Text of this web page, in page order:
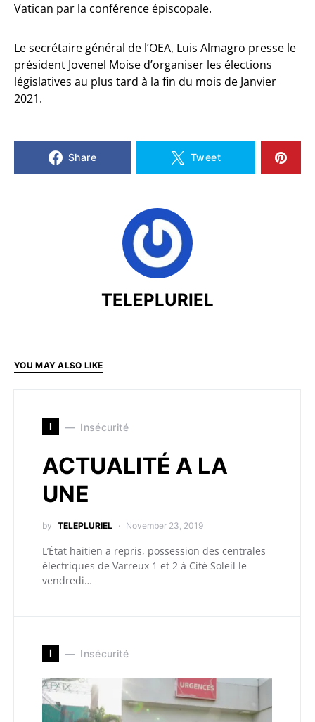
Vatican par la conférence épiscopale.
Le secrétaire général de l’OEA, Luis Almagro presse le
président Jovenel Moise d’organiser les élections
législatives au plus tard à la fin du mois de Janvier
2021.
Share Tweet
TELEPLURIEL
YOU MAY ALSO LIKE
I Insécurité
ACTUALITÉ A LA
UNE
by TELEPLURIEL November 23, 2019
L’État haitien a repris, possession des centrales
électriques de Varreux 1 et 2 à Cité Soleil le
vendredi…
I Insécurité